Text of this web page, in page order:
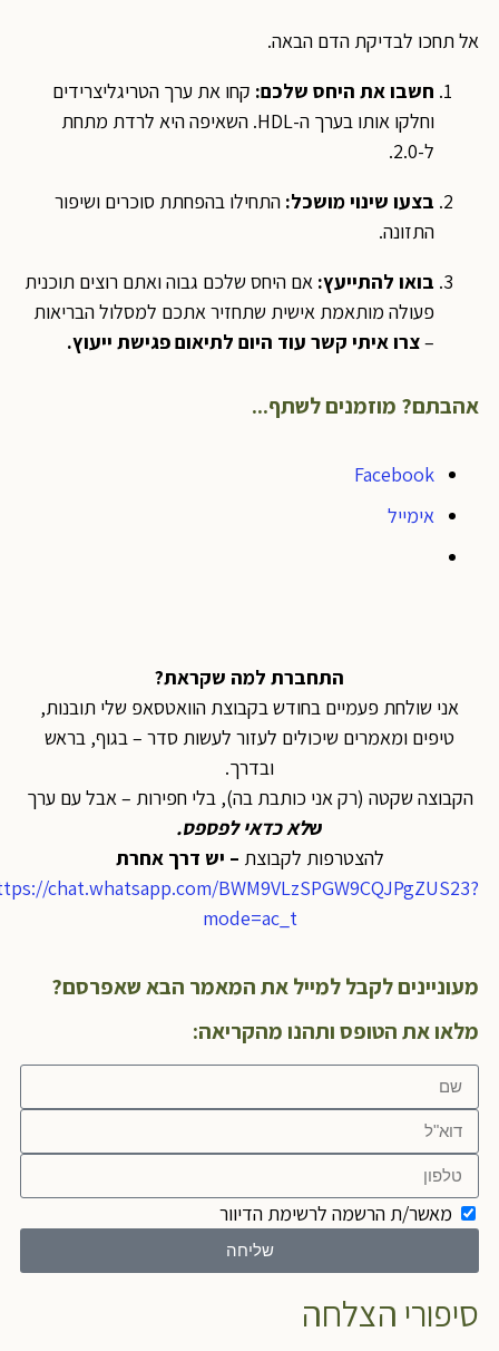
אל תחכו לבדיקת הדם הבאה.
חשבו את היחס שלכם:קחו את ערך הטריגליצרידים
וחלקו אותו בערך ה-HDL. השאיפה היא לרדת מתחת
בצעו שינוי מושכל:התחילו בהפחתת סוכרים ושיפור
התזונה.
בואו להתייעץ:אם היחס שלכם גבוה ואתם רוצים תוכנית
פעולה מותאמת אישית שתחזיר אתכם למסלול הבריאות
צרו איתי קשר עוד היום לתיאום פגישת ייעוץ.
אהבתם? מוזמנים לשתף...
Facebook
אימייל
התחברת למה שקראת?
אני שולחת פעמיים בחודש בקבוצת הוואטסאפ שלי תובנות,
טיפים ומאמרים שיכולים לעזור לעשות סדר – בגוף, בראש
ובדרך.
הקבוצה שקטה (רק אני כותבת בה), בלי חפירות – אבל עם ערך
לא כדאי לפספס.
להצטרפות לקבוצת– יש דרך אחרת
https://chat.whatsapp.com/BWM9VLzSPGW9CQJPgZUS23?
mode=ac_t
מעוניינים לקבל למייל את המאמר הבא שאפרסם?
מלאו את הטופס ותהנו מהקריאה:
מאשר/ת הרשמה לרשימת הדיוור
שליחה
סיפורי הצלחה